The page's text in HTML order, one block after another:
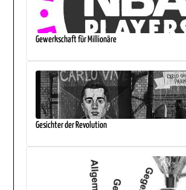
Gewerkschaft für Millionäre
Gesichter der Revolution